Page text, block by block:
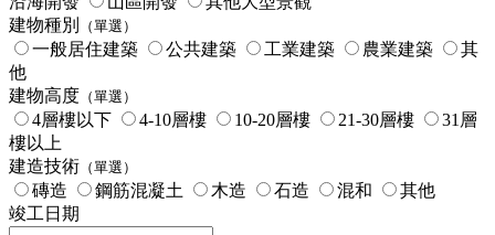
建物種別
（單選）
一般居住建築 公共建築 工業建築 農業建築
其
他
建物高度 （單選）
4層樓以下 4-10層樓 10-20層樓 21-30層樓
31層
樓以上
建造技術 （單選）
磚造 鋼筋混凝土 木造 石造 混和
其他
竣工日期